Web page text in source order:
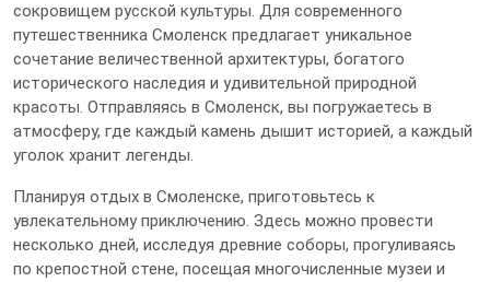
сокровищем русской культуры. Для современного
путешественника Смоленск предлагает уникальное
сочетание величественной архитектуры, богатого
исторического наследия и удивительной природной
красоты. Отправляясь в Смоленск, вы погружаетесь в
атмосферу, где каждый камень дышит историей, а каждый
уголок хранит легенды.
Планируя отдых в Смоленске, приготовьтесь к
увлекательному приключению. Здесь можно провести
несколько дней, исследуя древние соборы, прогуливаясь
по крепостной стене, посещая многочисленные музеи и